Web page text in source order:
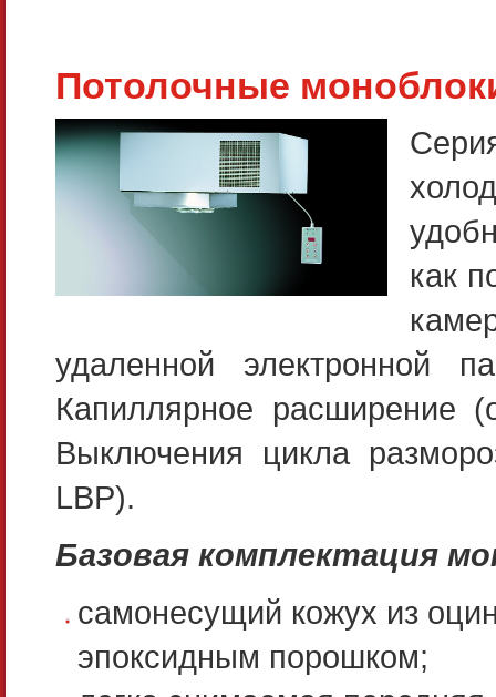
Потолочные
как
удаленной электронной
Капиллярное расширение
Выключения цикла
LBP).
Базовая комплектация
самонесущий кожух из
эпоксидным порошком;